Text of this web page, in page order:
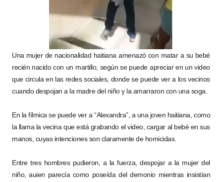
Una mujer de nacionalidad haitiana amenazó con matar a su bebé
recién nacido con un martillo, según se puede apreciar en un video
que circula en las redes sociales, donde se puede ver a los vecinos
cuando despojan a la madre del niño y la amarraron con una soga.
En la fílmica se puede ver a “Alexandra”, a una joven haitiana, como
la llama la vecina que está grabando el video, cargar al bebé en sus
manos, cuyas intenciones son claramente de homicidas.
Entre tres hombres pudieron, a la fuerza, despojar a la mujer del
niño, auien parecía como poseída del demonio mientras insistían